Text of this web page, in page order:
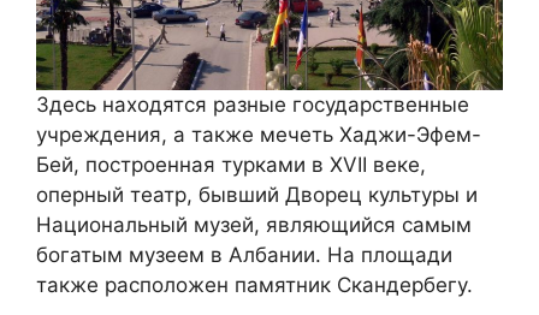
Здесь находятся разные государственные
учреждения, а также мечеть Хаджи-Эфем-
Бей, построенная турками в XVII веке,
оперный театр, бывший Дворец культуры и
Национальный музей, являющийся самым
богатым музеем в Албании. На площади
также расположен памятник Скандербегу.